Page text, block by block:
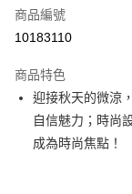
超商取貨付款
Apple Pay
街口支付
商品編號
10183110
商品特色
迎接秋天的微涼
自信魅力；時尚
成為時尚焦點！